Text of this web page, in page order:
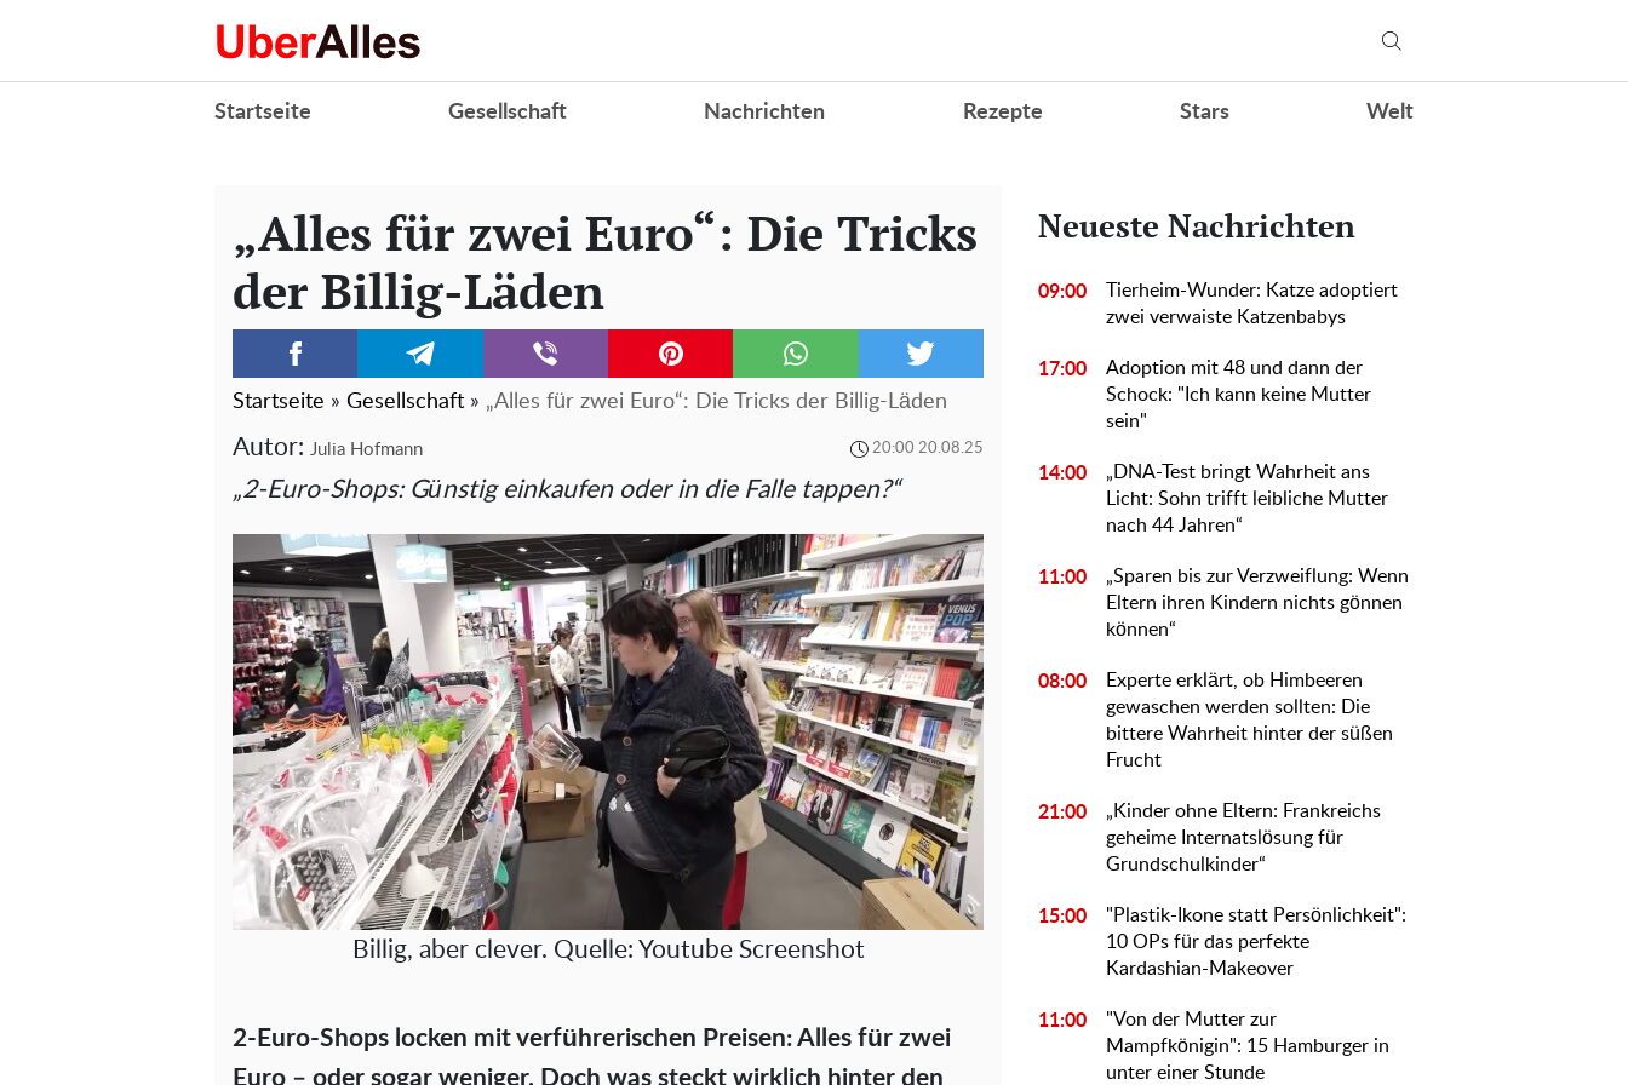
Startseite Gesellschaft Nachrichten Rezepte Stars Welt
„Alles für zwei Euro“: Die Tricks
der Billig-Läden
Startseite » Gesellschaft » „Alles für zwei Euro“: Die Tricks der Billig-Läden
Autor: Julia Hofmann 20:00 20.08.25
„2-Euro-Shops: Günstig einkaufen oder in die Falle tappen?“
Billig, aber clever. Quelle: Youtube Screenshot
2-Euro-Shops locken mit verführerischen Preisen: Alles für zwei
Euro – oder sogar weniger. Doch was steckt wirklich hinter den
Neueste Nachrichten
09:00
Tierheim-Wunder: Katze adoptiert
zwei verwaiste Katzenbabys
17:00
Adoption mit 48 und dann der
Schock: "Ich kann keine Mutter
sein"
14:00
„DNA-Test bringt Wahrheit ans
Licht: Sohn trifft leibliche Mutter
nach 44 Jahren“
11:00
„Sparen bis zur Verzweiflung: Wenn
Eltern ihren Kindern nichts gönnen
können“
08:00
Experte erklärt, ob Himbeeren
gewaschen werden sollten: Die
bittere Wahrheit hinter der süßen
Frucht
21:00
„Kinder ohne Eltern: Frankreichs
geheime Internatslösung für
Grundschulkinder“
15:00
"Plastik-Ikone statt Persönlichkeit":
10 OPs für das perfekte
Kardashian-Makeover
11:00
"Von der Mutter zur
Mampfkönigin": 15 Hamburger in
unter einer Stunde